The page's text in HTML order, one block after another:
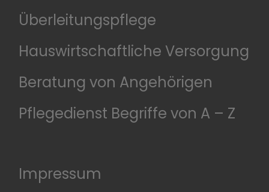
Überleitungspflege
Hauswirtschaftliche Versorgung
Beratung von Angehörigen
Pflegedienst Begriffe von A – Z
Impressum